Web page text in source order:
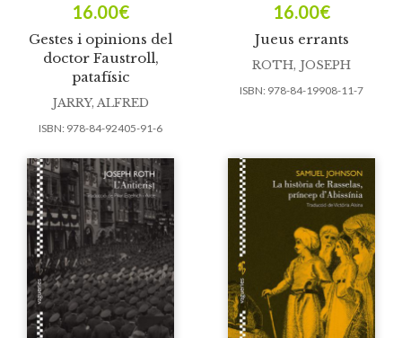
Gestes i opinions del
doctor Faustroll,
patafísic
16.00€
JARRY, ALFRED
ISBN: 978-84-92405-91-6
Jueus errants
16.00€
ROTH, JOSEPH
ISBN: 978-84-19908-11-7